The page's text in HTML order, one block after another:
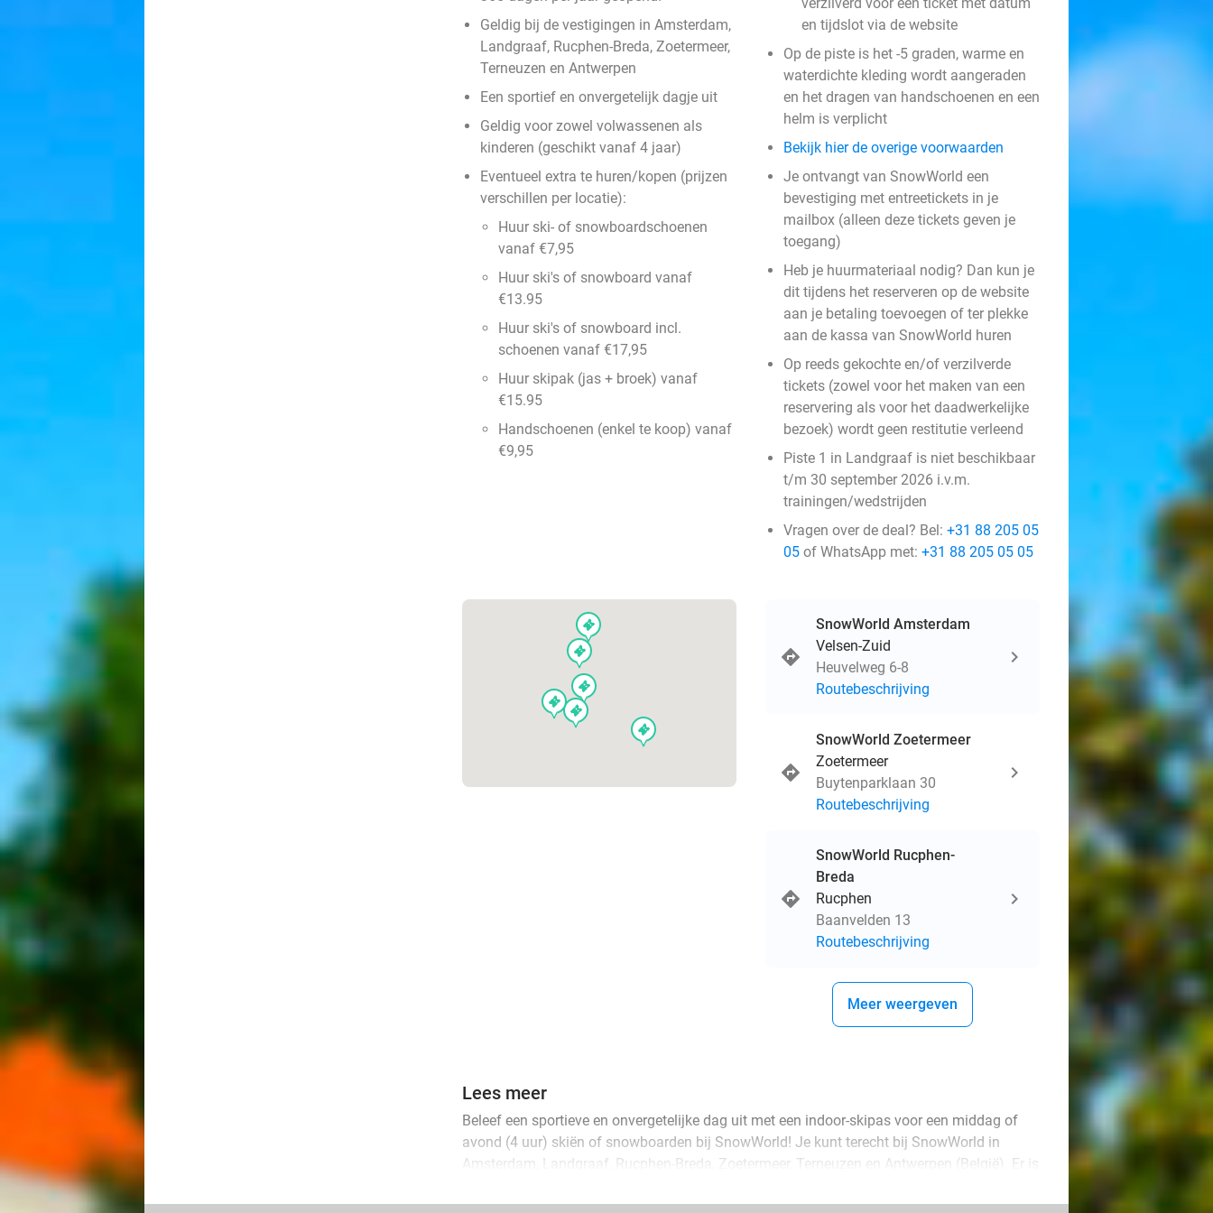
Geldig bij de vestigingen in Amsterdam,
Landgraaf, Rucphen-Breda, Zoetermeer,
Terneuzen en Antwerpen
Een sportief en onvergetelijk dagje uit
Geldig voor zowel volwassenen als
kinderen (geschikt vanaf 4 jaar)
Eventueel extra te huren/kopen (prijzen
verschillen per locatie):
Huur ski- of snowboardschoenen
vanaf €7,95
Huur ski's of snowboard vanaf
€13.95
Huur ski's of snowboard incl.
schoenen vanaf €17,95
Huur skipak (jas + broek) vanaf
€15.95
Handschoenen (enkel te koop) vanaf
€9,95
en tijdslot via de website
Op de piste is het -5 graden, warme en
waterdichte kleding wordt aangeraden
en het dragen van handschoenen en een
helm is verplicht
Bekijk hier de overige voorwaarden
Je ontvangt van SnowWorld een
bevestiging met entreetickets in je
mailbox (alleen deze tickets geven je
toegang)
Heb je huurmateriaal nodig? Dan kun je
dit tijdens het reserveren op de website
aan je betaling toevoegen of ter plekke
aan de kassa van SnowWorld huren
Op reeds gekochte en/of verzilverde
tickets (zowel voor het maken van een
reservering als voor het daadwerkelijke
bezoek) wordt geen restitutie verleend
Piste 1 in Landgraaf is niet beschikbaar
t/m 30 september 2026 i.v.m.
trainingen/wedstrijden
Vragen over de deal? Bel: +31 88 205 05
05 of WhatsApp met: +31 88 205 05 05
events
events
events
events
events
events
SnowWorld Amsterdam
Velsen-Zuid
Heuvelweg 6-8
Routebeschrijving
SnowWorld Zoetermeer
Zoetermeer
Buytenparklaan 30
Routebeschrijving
SnowWorld Rucphen-
Breda
Rucphen
Baanvelden 13
Routebeschrijving
Meer weergeven
Lees meer
Beleef een sportieve en onvergetelijke dag uit met een indoor-skipas voor een middag of
avond (4 uur) skiën of snowboarden bij SnowWorld! Je kunt terecht bij SnowWorld in
Amsterdam, Landgraaf, Rucphen-Breda, Zoetermeer, Terneuzen en Antwerpen (België). Er is